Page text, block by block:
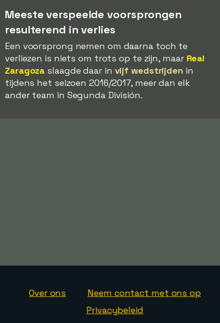
Meeste verspeelde voorsprongen
resulterend in verlies
Een voorsprong nemen om daarna toch te
verliezen is niets om trots op te zijn, maar Real
Zaragoza slaagde daar in vijf wedstrijden in
tijdens het seizoen 2016/2017, meer dan elk
ander team in Segunda División.
Over ons
Neem contact met ons op
Privacybeleid